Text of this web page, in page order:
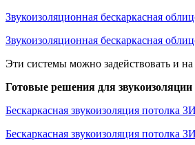
Звукоизоляционная бескаркасная
Звукоизоляционная бескаркасная
Эти системы можно задействовать и
Готовые решения для звукоизоляции
Бескаркасная звукоизоляция потолка
Бескаркасная звукоизоляция потолка